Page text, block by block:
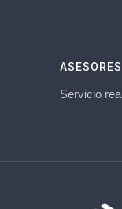
Servicio